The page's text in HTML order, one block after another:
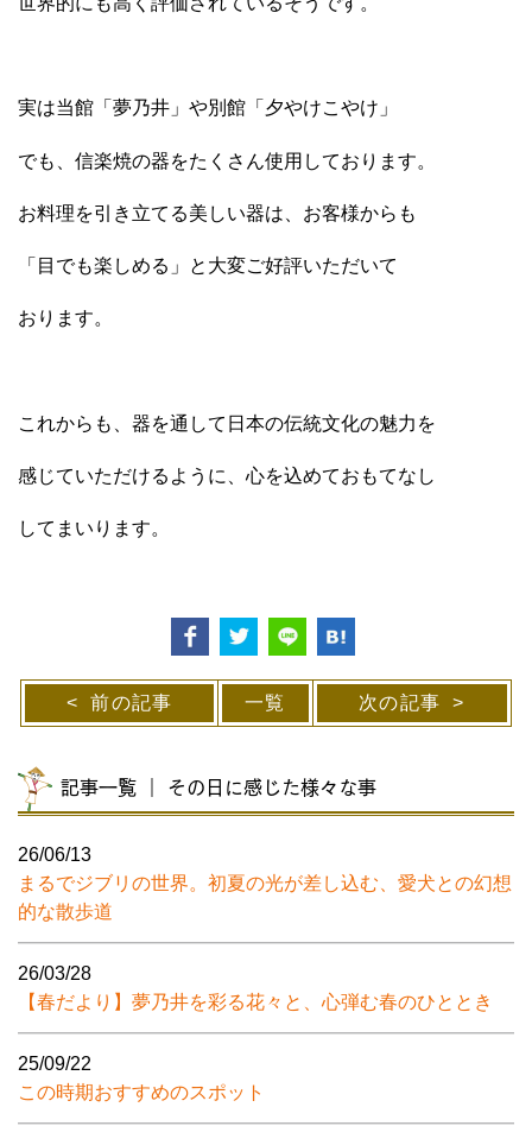
実は当館「夢乃井」や別館「夕やけこやけ」
でも、信楽焼の器をたくさん使用しております。
お料理を引き立てる美しい器は、お客様からも
「目でも楽しめる」と大変ご好評いただいて
おります。
これからも、器を通して日本の伝統文化の魅力を
感じていただけるように、心を込めておもてなし
してまいります。
前の記事 一覧 次の記事
記事一覧 ｜ その日に感じた様々な事
26/06/13
まるでジブリの世界。初夏の光が差し込む、愛犬との幻想
的な散歩道
26/03/28
【春だより】夢乃井を彩る花々と、心弾む春のひととき
25/09/22
この時期おすすめのスポット